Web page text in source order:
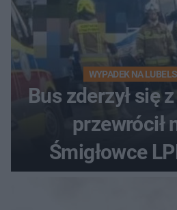
WYPADEK NA
Bus zderzył się
przewrócił
Śmigłowce